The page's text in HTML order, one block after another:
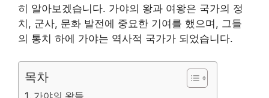
히 알아보겠습니다. 가야의 왕과 여왕은 국가의 정
치, 군사, 문화 발전에 중요한 기여를 했으며, 그들
의 통치 하에 가야는 역사적 국가가 되었습니다.
목차
가야의 왕들